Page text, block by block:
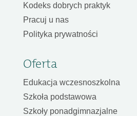
Kodeks dobrych praktyk
Pracuj u nas
Polityka prywatności
Oferta
Edukacja wczesnoszkolna
Szkoła podstawowa
Szkoły ponadgimnazjalne